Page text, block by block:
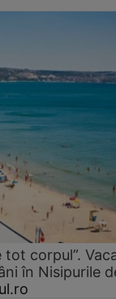
corpul”.
în Nisipurile